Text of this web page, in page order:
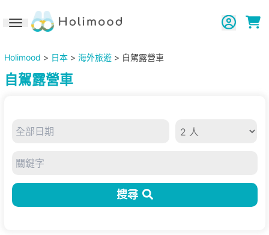
Toggle navigation
Holimood > 日本> 海外旅遊> 自駕露營車
自駕露營車
搜尋